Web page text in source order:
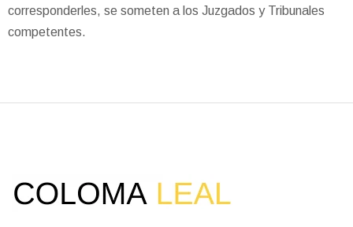
corresponderles, se someten a los Juzgados y Tribunales
competentes.